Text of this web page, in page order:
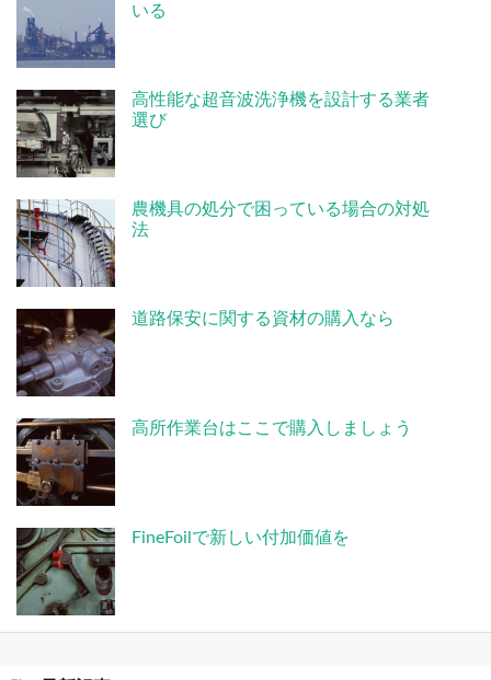
いる
高性能な超音波洗浄機を設計する業者
選び
農機具の処分で困っている場合の対処
法
道路保安に関する資材の購入なら
高所作業台はここで購入しましょう
FineFoilで新しい付加価値を